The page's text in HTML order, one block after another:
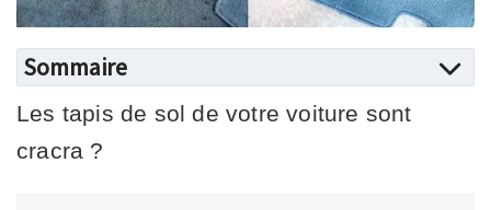
Sommaire
Les tapis de sol de votre voiture sont
cracra ?